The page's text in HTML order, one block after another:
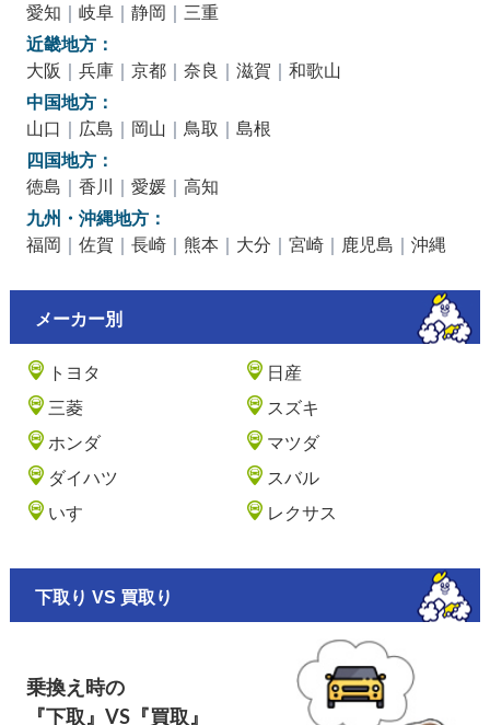
愛知 ｜ 岐阜｜ 静岡 ｜ 三重
近畿地方：
大阪 ｜ 兵庫｜ 京都｜ 奈良 ｜ 滋賀 ｜ 和歌山
中国地方：
山口 ｜ 広島 ｜ 岡山 ｜ 鳥取 ｜ 島根
四国地方：
徳島 ｜ 香川 ｜ 愛媛｜ 高知
九州・沖縄地方：
福岡 ｜ 佐賀 ｜ 長崎｜ 熊本 ｜ 大分 ｜ 宮崎｜ 鹿児島 ｜ 沖縄
メーカー別
トヨタ
日産
三菱
スズキ
ホンダ
マツダ
ダイハツ
スバル
いすゞ
レクサス
下取り VS 買取り
乗換え時の
『下取』VS『買取』